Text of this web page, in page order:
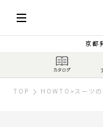
京都
TOP HOWTO >スーツ